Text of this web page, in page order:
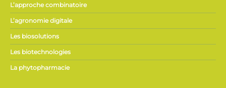
L’approche combinatoire
L’agronomie digitale
Les biosolutions
Les biotechnologies
La phytopharmacie